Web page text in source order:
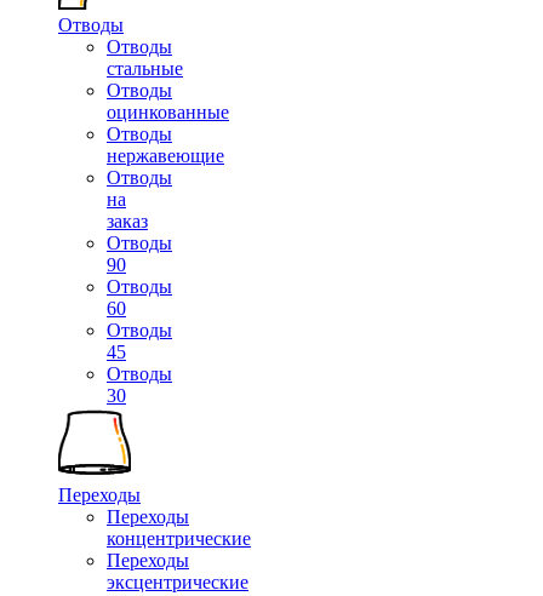
Отводы
Отводы
стальные
Отводы
оцинкованные
Отводы
нержавеющие
Отводы
на
заказ
Отводы
90
Отводы
60
Отводы
45
Отводы
30
Переходы
Переходы
концентрические
Переходы
эксцентрические